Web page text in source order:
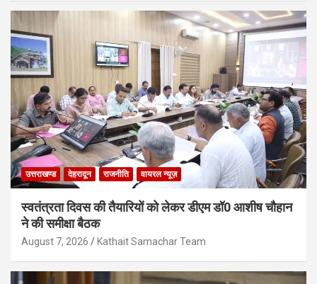
उत्तराखण्ड देहरादून राजनीति वायरल न्यूज़
स्वतंत्रता दिवस की तैयारियों को लेकर डीएम डॉ0 आशीष चौहान
ने की समीक्षा बैठक
August 7, 2026 Kathait Samachar Team